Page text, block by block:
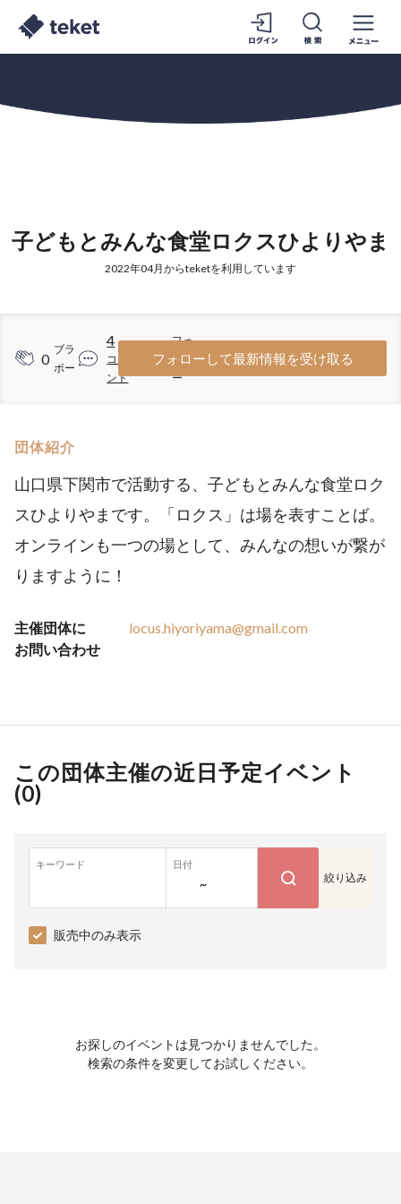
子どもとみんな食堂ロクスひよりやま
2022年04月からteketを利用しています
0
ブラ
ボー
4
コメ
ント
1
フォ
ロワ
ー
フォローして最新情報を受け取る
団体紹介
山口県下関市で活動する、子どもとみんな食堂ロク
スひよりやまです。「ロクス」は場を表すことば。
オンラインも一つの場として、みんなの想いが繋が
りますように！
主催団体に
お問い合わせ
locus.hiyoriyama@gmail.com
この団体主催の近日予定イベント
(0)
キーワード 日付
~ 絞り込み
販売中のみ表示
お探しのイベントは見つかりませんでした。
検索の条件を変更してお試しください。